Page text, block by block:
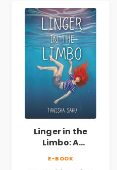
Connection
Linger in the
Limbo: A
E-BOOK